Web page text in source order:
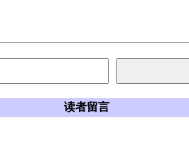
读者留言